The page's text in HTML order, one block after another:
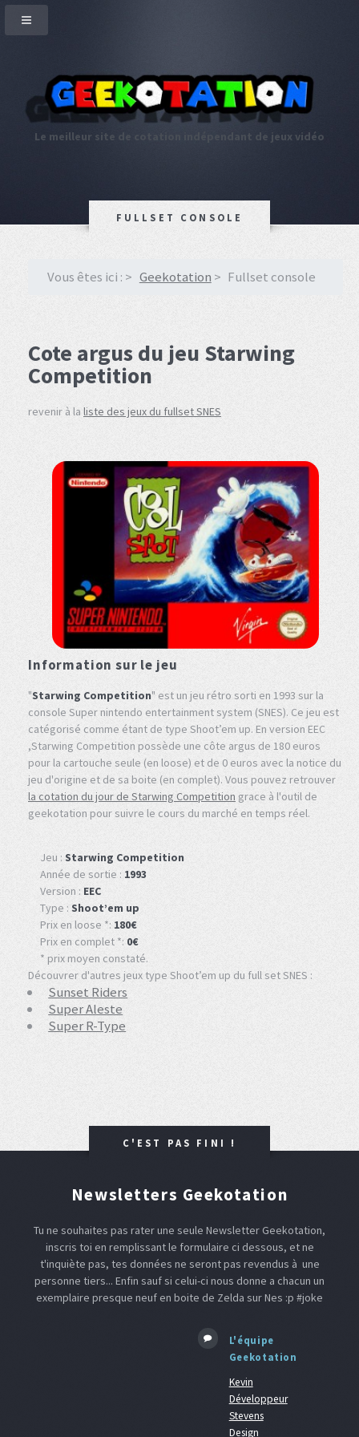
Le meilleur site de cotation indépendant de jeux vidéo
FULLSET CONSOLE
Vous êtes ici : Geekotation Fullset console
Cote argus du jeu Starwing
Competition
revenir à la liste des jeux du fullset SNES
Information sur le jeu
"Starwing Competition" est un jeu rétro sorti en 1993 sur la
console Super nintendo entertainment system (SNES). Ce jeu est
catégorisé comme étant de type Shoot’em up. En version EEC
,Starwing Competition possède une côte argus de 180 euros
pour la cartouche seule (en loose) et de 0 euros avec la notice du
jeu d'origine et de sa boite (en complet). Vous pouvez retrouver
la cotation du jour de Starwing Competition grace à l'outil de
geekotation pour suivre le cours du marché en temps réel.
Jeu : Starwing Competition
Année de sortie : 1993
Version : EEC
Type : Shoot’em up
Prix en loose *: 180€
Prix en complet *: 0€
* prix moyen constaté.
Découvrer d'autres jeux type Shoot’em up du full set SNES :
Sunset Riders
Super Aleste
Super R-Type
C'EST PAS FINI !
Newsletters Geekotation
Tu ne souhaites pas rater une seule Newsletter Geekotation,
inscris toi en remplissant le formulaire ci dessous, et ne
t'inquiète pas, tes données ne seront pas revendus à une
personne tiers... Enfin sauf si celui-ci nous donne a chacun un
exemplaire presque neuf en boite de Zelda sur Nes :p #joke
L'équipe
Geekotation
Kevin
Développeur
Stevens
Design